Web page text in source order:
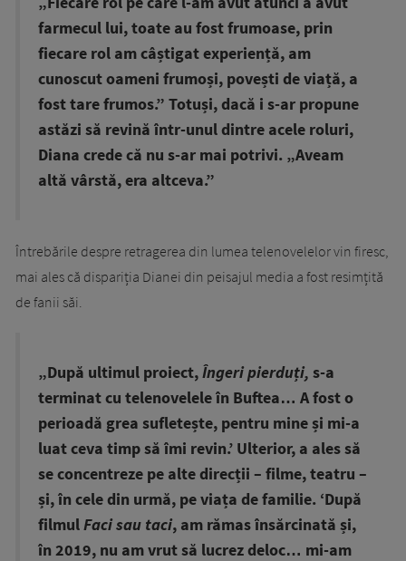
farmecul lui, toate au fost frumoase, prin
fiecare rol am câștigat experiență, am
cunoscut oameni frumoși, povești de viață, a
fost tare frumos.” Totuși, dacă i s-ar propune
astăzi să revină într-unul dintre acele roluri,
Diana crede că nu s-ar mai potrivi. „Aveam
altă vârstă, era altceva.”
Întrebările despre retragerea din lumea telenovelelor vin firesc,
mai ales că dispariția Dianei din peisajul media a fost resimțită
de fanii săi.
„După ultimul proiect,Îngeri pierduți, s-a
terminat cu telenovelele în Buftea… A fost o
perioadă grea sufletește, pentru mine și mi-a
luat ceva timp să îmi revin.’ Ulterior, a ales să
se concentreze pe alte direcții – filme, teatru –
și, în cele din urmă, pe viața de familie. ‘După
filmulFaci sau taci, am rămas însărcinată și,
în 2019, nu am vrut să lucrez deloc… mi-am